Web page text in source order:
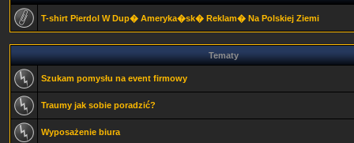
T-shirt Pierdol W Dup� Ameryka�sk� Reklam� Na Polskiej Ziemi
Tematy
Szukam pomysłu na event firmowy
Traumy jak sobie poradzić?
Wyposażenie biura